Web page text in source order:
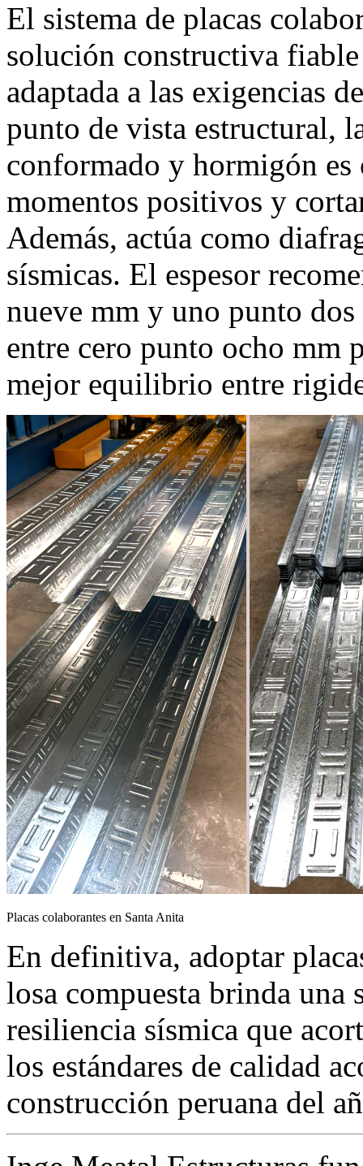
El sistema de placas
solución constructiva
adaptada a las exigencias
punto de vista estructural,
conformado y hormigón es
momentos positivos y
Además, actúa como
sísmicas. El espesor
nueve mm y uno punto
entre cero punto ocho mm
mejor equilibrio entre
Placas colaborantes en Santa Anita
En definitiva, adoptar
losa compuesta brinda
resiliencia sísmica que
los estándares de calidad
construcción peruana del